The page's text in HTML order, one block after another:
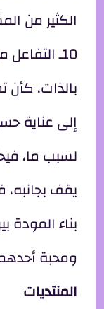
الكثير من
10ـ
بالذات، كأن
إلى عناية
لسبب ما،
يقف بجانبه،
بناء المودة
ومحبة
المنتديات